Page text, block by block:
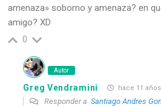
amenaza» soborno y amenaza? en
amigo? XD
0
Autor
Greg Vendramini hace 11 años
Responder aSantiago Andres